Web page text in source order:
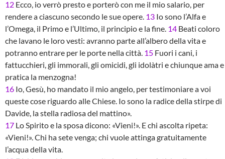
12 Ecco, io verrò presto e porterò con me il mio salario, per
rendere a ciascuno secondo le sue opere. 13 Io sono l’Alfa e
l’Omega, il Primo e l’Ultimo, il principio e la fine. 14 Beati coloro
che lavano le loro vesti: avranno parte all’albero della vita e
potranno entrare per le porte nella città. 15 Fuori i cani, i
fattucchieri, gli immorali, gli omicidi, gli idolàtri e chiunque ama e
pratica la menzogna!
16 Io, Gesù, ho mandato il mio angelo, per testimoniare a voi
queste cose riguardo alle Chiese. Io sono la radice della stirpe di
Davide, la stella radiosa del mattino».
17 Lo Spirito e la sposa dicono: «Vieni!». E chi ascolta ripeta:
«Vieni!». Chi ha sete venga; chi vuole attinga gratuitamente
l’acqua della vita.